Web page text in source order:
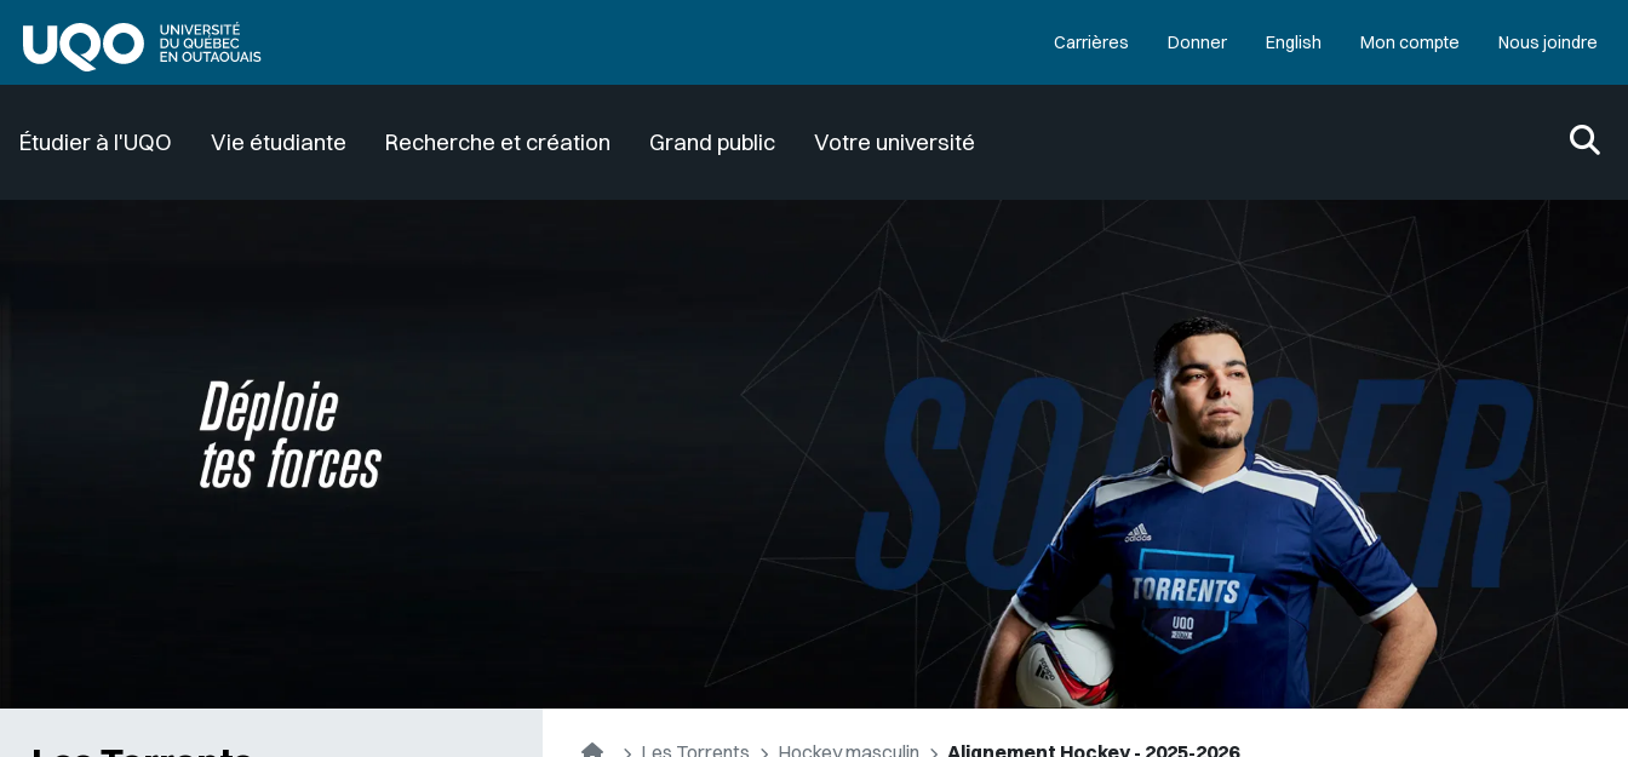
Carrières Donner English Mon compte Nous joindre
Étudier à l'UQO Vie étudiante Recherche et création Grand public Votre université
AccueilLes Torrents Hockey masculin Alignement Hockey - 2025-2026